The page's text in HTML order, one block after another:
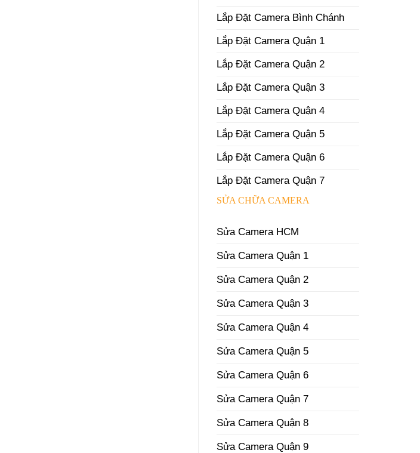
Lắp Đặt Camera Bình Chánh
Lắp Đặt Camera Quận 1
Lắp Đặt Camera Quận 2
Lắp Đặt Camera Quận 3
Lắp Đặt Camera Quận 4
Lắp Đặt Camera Quận 5
Lắp Đặt Camera Quận 6
Lắp Đặt Camera Quận 7
SỬA CHỮA CAMERA
Sửa Camera HCM
Sửa Camera Quận 1
Sửa Camera Quận 2
Sửa Camera Quận 3
Sửa Camera Quận 4
Sửa Camera Quận 5
Sửa Camera Quận 6
Sửa Camera Quận 7
Sửa Camera Quận 8
Sửa Camera Quận 9